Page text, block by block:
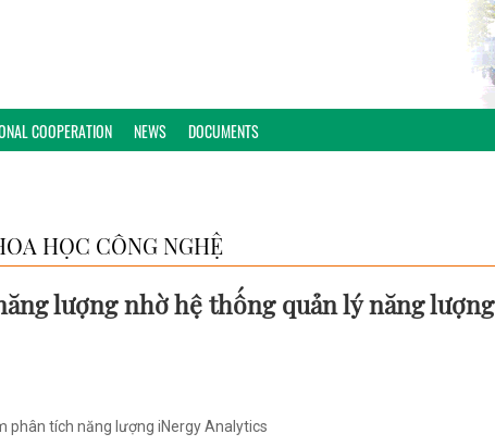
COOPERATION NEWS DOCUMENTS
HỌC CÔNG NGHỆ
lượng nhờ hệ thống quản lý năng lượng
phân tích năng lượng iNergy Analytics